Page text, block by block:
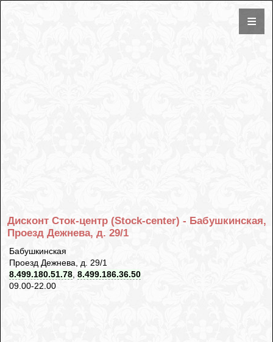
Дисконт Сток-центр (Stock-center) - Бабушкинская,
Проезд Дежнева, д. 29/1
Бабушкинская
Проезд Дежнева, д. 29/1
8.499.180.51.78, 8.499.186.36.50
09.00-22.00